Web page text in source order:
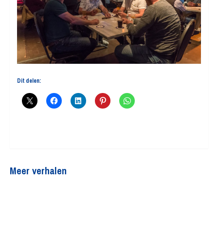
Dit delen:
Meer verhalen